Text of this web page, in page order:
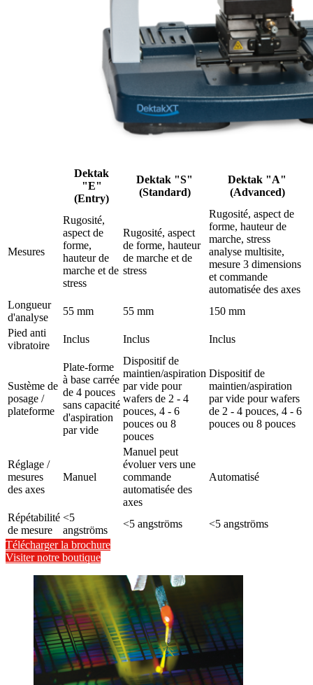
Dektak
"E"
(Entry)
Dektak "S"
(Standard)
Dektak "A"
(Advanced)
Mesures
Rugosité,
aspect de
forme,
hauteur de
marche et de
stress
Rugosité, aspect
de forme, hauteur
de marche et de
stress
Rugosité, aspect de
forme, hauteur de
marche, stress
analyse multisite,
mesure 3 dimensions
et commande
automatisée des axes
Longueur
d'analyse
55 mm 55 mm
150 mm
Pied anti
vibratoire
Inclus Inclus Inclus
Sustème de
posage /
plateforme
Plate-forme
à base carrée
de 4 pouces
sans capacité
d'aspiration
par vide
Dispositif de
maintien/aspiration
par vide pour
wafers de 2 - 4
pouces, 4 - 6
pouces ou 8
pouces
Dispositif de
maintien/aspiration
par vide pour wafers
de 2 - 4 pouces, 4 - 6
pouces ou 8 pouces
Réglage /
mesures
des axes
Manuel
Manuel peut
évoluer vers une
commande
automatisée des
axes
Automatisé
Répétabilité
de mesure
<5
angströms
<5 angströms
<5 angströms
Télécharger la brochure
Visiter notre boutique